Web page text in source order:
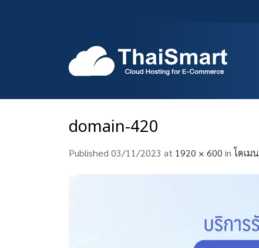
domain-420
Published 03/11/2023 at 1920 × 600 inโดเมน